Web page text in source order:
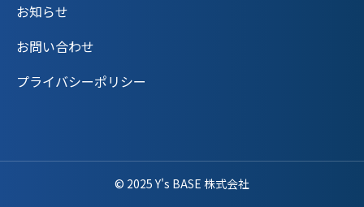
お知らせ
お問い合わせ
プライバシーポリシー
© 2025 Y's BASE 株式会社